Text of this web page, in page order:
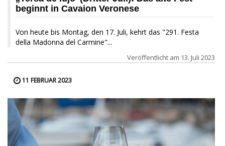
beginnt in Cavaion Veronese
Von heute bis Montag, den 17. Juli, kehrt das "291. Festa
della Madonna del Carmine"...
Veröffentlicht am 13. Juli 2023
11 FEBRUAR 2023